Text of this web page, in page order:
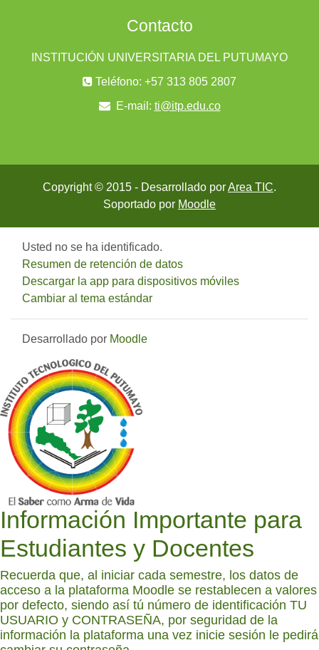
Contacto
INSTITUCIÓN UNIVERSITARIA DEL PUTUMAYO
Teléfono: +57 313 805 2807
E-mail: ti@itp.edu.co
Copyright © 2015 - Desarrollado porArea TIC.
Soportado por Moodle
Usted no se ha identificado.
Resumen de retención de datos
Descargar la app para dispositivos móviles
Cambiar al tema estándar
Desarrollado por Moodle
Información Importante para
Estudiantes y Docentes
Recuerda que, al iniciar cada semestre, los datos de
acceso a la plataforma Moodle se restablecen a valores
por defecto, siendo así tú número de identificación TU
USUARIO y CONTRASEÑA, por seguridad de la
información la plataforma una vez inicie sesión le pedirá